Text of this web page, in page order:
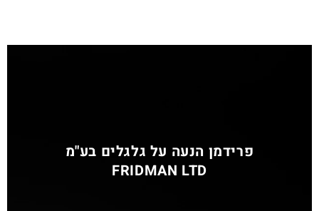
פרידמן הנעה על גלגלים בע"מ
FRIDMAN LTD